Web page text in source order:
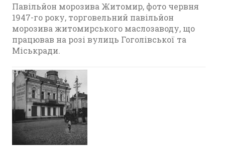
Павільйон морозива Житомир, фото червня
1947-го року, торговельний павільйон
морозива житомирського маслозаводу, що
працював на розі вулиць Гоголівської та
Міськради.